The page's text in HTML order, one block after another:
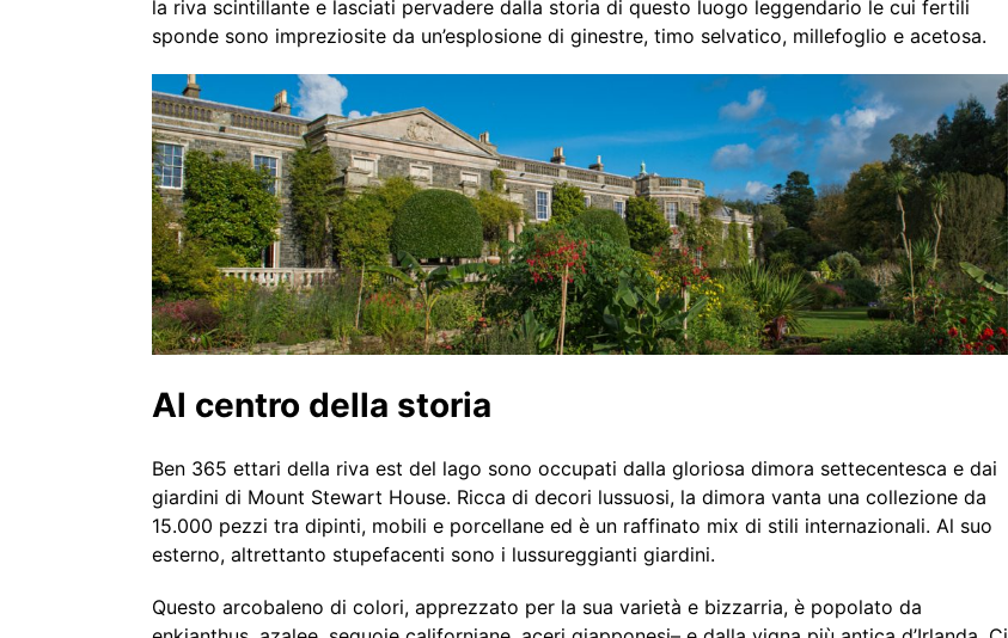
la riva scintillante e lasciati pervadere dalla storia di questo luogo leggendario le cui fertili
sponde sono impreziosite da un’esplosione di ginestre, timo selvatico, millefoglio e acetosa.
Al centro della storia
Ben 365 ettari della riva est del lago sono occupati dalla gloriosa dimora settecentesca e dai
giardini di Mount Stewart House. Ricca di decori lussuosi, la dimora vanta una collezione da
15.000 pezzi tra dipinti, mobili e porcellane ed è un raffinato mix di stili internazionali. Al suo
esterno, altrettanto stupefacenti sono i lussureggianti giardini.
Questo arcobaleno di colori, apprezzato per la sua varietà e bizzarria, è popolato da